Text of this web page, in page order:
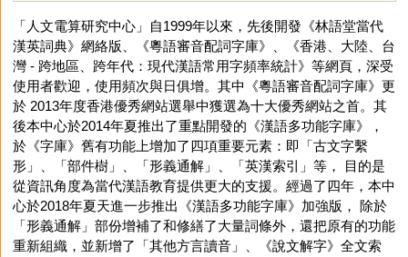
「人文電算研究中心」自1999年以來，先後開發《林語堂當代
漢英詞典》網絡版、《粵語審音配詞字庫》、《香港、大陸、台
灣 - 跨地區、跨年代：現代漢語常用字頻率統計》等網頁，深受
使用者歡迎，使用頻次與日俱增。其中《粵語審音配詞字庫》更
於 2013年度香港優秀網站選舉中獲選為十大優秀網站之首。其
後本中心於2014年夏推出了重點開發的《漢語多功能字庫》，
於《字庫》舊有功能上增加了四項重要元素：即「古文字繫
形」、「部件樹」、「形義通解」、「英漢索引」等， 目的是
從資訊角度為當代漢語教育提供更大的支援。經過了四年，本中
心於2018年夏天進一步推出《漢語多功能字庫》加強版， 除於
「形義通解」部份增補了和修繕了大量詞條外，還把原有的功能
重新組織，並新增了「其他方言讀音」、《說文解字》全文索